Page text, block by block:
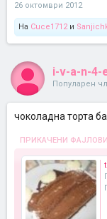
26 октомври 2012
На Cuce1712и
i-v-a-n-4-
Популарен
чоколадна торта
ПРИКАЧЕНИ